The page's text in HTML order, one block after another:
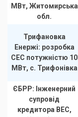
МВт, Житомирська
обл.
Трифановка
Енержі: розробка
СЕС потужністю 10
МВт, с. Трифонівка
ЄБРР: Інженерний
супровід
кредитора ВЕС,